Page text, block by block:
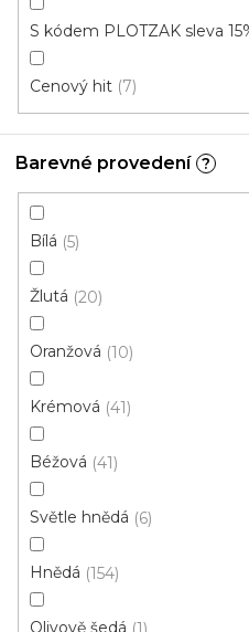
Ř
ZAVŘÍT FILTR
S kódem PLOTZAK sleva
Cenový hit 7
Barevné provedení ?
Bílá 5
Žlutá 20
Oranžová 10
Krémová 41
Béžová 41
Světle hnědá 6
Hnědá 154
Olivově šedá
p
i
s
p
Výprodej